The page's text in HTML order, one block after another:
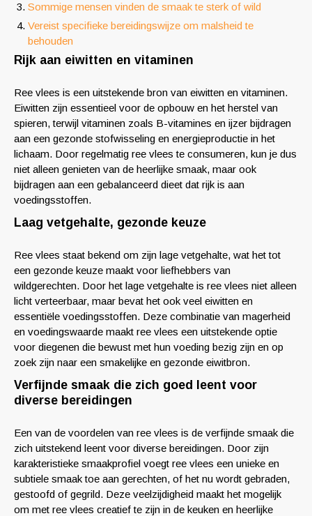
Sommige mensen vinden de smaak te sterk of wild
Vereist specifieke bereidingswijze om malsheid te
behouden
Rijk aan eiwitten en vitaminen
Ree vlees is een uitstekende bron van eiwitten en vitaminen.
Eiwitten zijn essentieel voor de opbouw en het herstel van
spieren, terwijl vitaminen zoals B-vitamines en ijzer bijdragen
aan een gezonde stofwisseling en energieproductie in het
lichaam. Door regelmatig ree vlees te consumeren, kun je dus
niet alleen genieten van de heerlijke smaak, maar ook
bijdragen aan een gebalanceerd dieet dat rijk is aan
voedingsstoffen.
Laag vetgehalte, gezonde keuze
Ree vlees staat bekend om zijn lage vetgehalte, wat het tot
een gezonde keuze maakt voor liefhebbers van
wildgerechten. Door het lage vetgehalte is ree vlees niet alleen
licht verteerbaar, maar bevat het ook veel eiwitten en
essentiële voedingsstoffen. Deze combinatie van magerheid
en voedingswaarde maakt ree vlees een uitstekende optie
voor diegenen die bewust met hun voeding bezig zijn en op
zoek zijn naar een smakelijke en gezonde eiwitbron.
Verfijnde smaak die zich goed leent voor
diverse bereidingen
Een van de voordelen van ree vlees is de verfijnde smaak die
zich uitstekend leent voor diverse bereidingen. Door zijn
karakteristieke smaakprofiel voegt ree vlees een unieke en
subtiele smaak toe aan gerechten, of het nu wordt gebraden,
gestoofd of gegrild. Deze veelzijdigheid maakt het mogelijk
om met ree vlees creatief te zijn in de keuken en heerlijke